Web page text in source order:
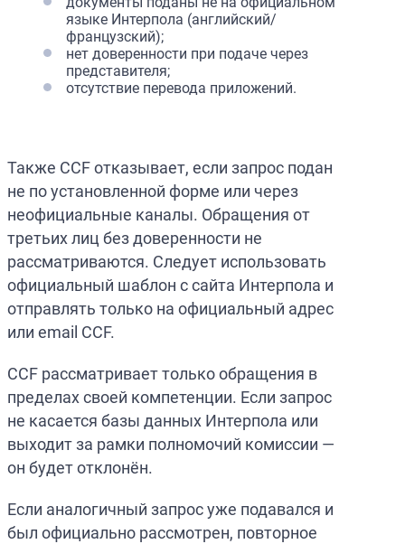
языке Интерпола (английский/
французский);
нет доверенности при подаче через
представителя;
отсутствие перевода приложений.
Также CCF отказывает, если запрос подан
не по установленной форме или через
неофициальные каналы. Обращения от
третьих лиц без доверенности не
рассматриваются. Следует использовать
официальный шаблон с сайта Интерпола и
отправлять только на официальный адрес
или email CCF.
CCF рассматривает только обращения в
пределах своей компетенции. Если запрос
не касается базы данных Интерпола или
выходит за рамки полномочий комиссии —
он будет отклонён.
Если аналогичный запрос уже подавался и
был официально рассмотрен, повторное